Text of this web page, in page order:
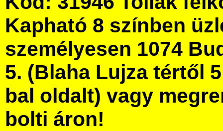
Kapható 8 színben
személyesen 1074
5. (Blaha Lujza tértől
bal oldalt) vagy
bolti áron!